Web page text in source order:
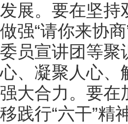
发展。要在坚持
做强“请你来协
委员宣讲团等聚
心、凝聚人心、
强大合力。要在
移践行“六干”精